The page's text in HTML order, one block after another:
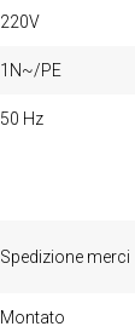
220V
1N~/PE
50 Hz
Spedizione merci
Montato